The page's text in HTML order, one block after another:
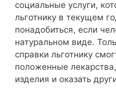
социальные услуги,
льготнику в текущем
понадобиться, если
натуральном виде.
справки льготнику
положенные
изделия и оказать